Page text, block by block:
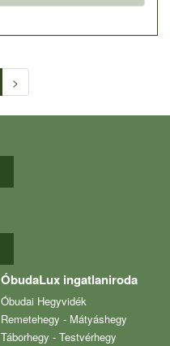
>
ÓbudaLux ingatlaniroda
Óbudai Hegyvidék
Remetehegy - Mátyáshegy
Táborhegy - Testvérhegy